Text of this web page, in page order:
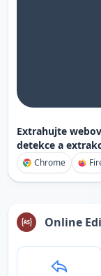
Extrahujte
detekce a
Chrome
Online